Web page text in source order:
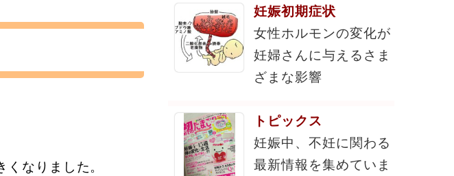
なりました。
妊娠初期症状
女性ホルモンの変化が
妊婦さんに与えるさま
ざまな影響
トピックス
妊娠中、不妊に関わる
最新情報を集めていま